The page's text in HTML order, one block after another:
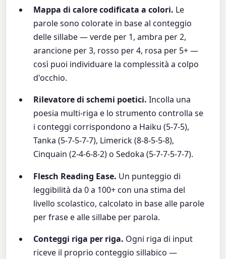
Mappa di calore codificata a colori. Le
parole sono colorate in base al conteggio
delle sillabe — verde per 1, ambra per 2,
arancione per 3, rosso per 4, rosa per 5+ —
così puoi individuare la complessità a colpo
d'occhio.
Rilevatore di schemi poetici. Incolla una
poesia multi-riga e lo strumento controlla se
i conteggi corrispondono a Haiku (5-7-5),
Tanka (5-7-5-7-7), Limerick (8-8-5-5-8),
Cinquain (2-4-6-8-2) o Sedoka (5-7-7-5-7-7).
Flesch Reading Ease. Un punteggio di
leggibilità da 0 a 100+ con una stima del
livello scolastico, calcolato in base alle parole
per frase e alle sillabe per parola.
Conteggi riga per riga. Ogni riga di input
riceve il proprio conteggio sillabico —